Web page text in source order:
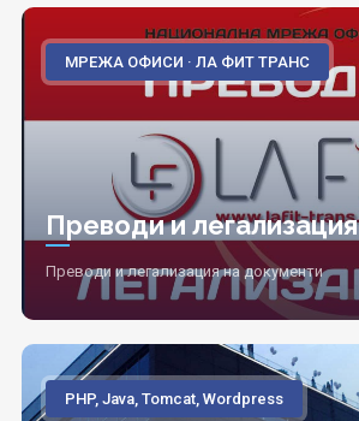
МРЕЖА ОФИСИ · ЛА ФИТ ТРАНС
Преводи и легализация
Преводи и легализация на документи
PHP, Java, Tomcat, Wordpress